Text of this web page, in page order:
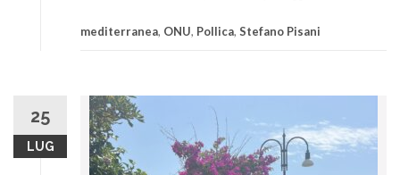
mediterranea, ONU, Pollica, Stefano Pisani
25
LUG